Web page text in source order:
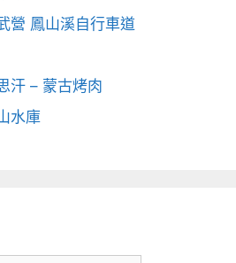
營 鳳山溪自行車道
汗 – 蒙古烤肉
水庫